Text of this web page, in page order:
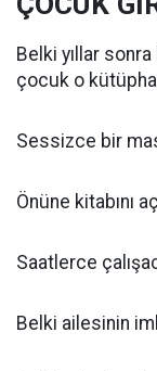
Belki yıllar
çocuk o
Sessizce bir
Önüne kitabını
Saatlerce
Belki ailesinin